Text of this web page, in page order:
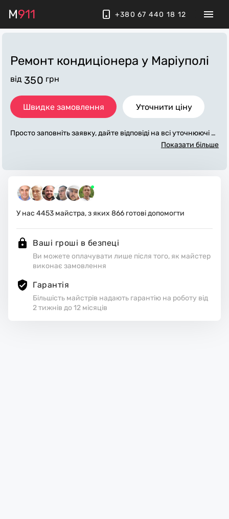
M911 +380 67 440 18 12
Ремонт кондиціонера у Маріуполі
від 350 грн
Швидке замовлення Уточнити ціну
Просто заповніть заявку, дайте відповіді на всі уточнюючі за
питання по «ремонт кондиціонера». Ми зв'яжемося з вами
Виконавці стежать за чистотою та прибирають робоче місц
Показати більше
У нас 4453 майстра, з яких 866 готові допомогти
Ваші гроші в безпеці
Ви можете оплачувати лише після того, як майстер
виконає замовлення
Гарантія
Більшість майстрів надають гарантію на роботу від
2 тижнів до 12 місяців